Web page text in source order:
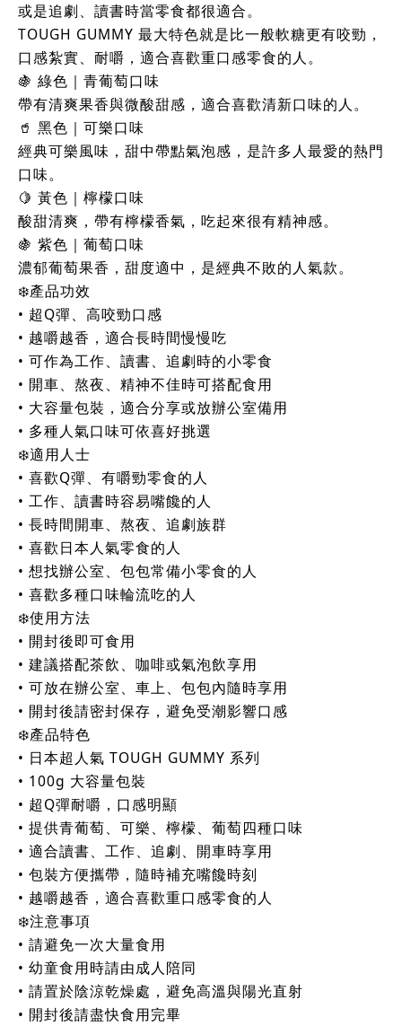
或是追劇、讀書時當零食都很適合。
TOUGH GUMMY 最大特色就是比一般軟糖更有咬勁，
口感紮實、耐嚼，適合喜歡重口感零食的人。
🍇 綠色｜青葡萄口味
帶有清爽果香與微酸甜感，適合喜歡清新口味的人。
🥤 黑色｜可樂口味
經典可樂風味，甜中帶點氣泡感，是許多人最愛的熱門
口味。
🍋 黃色｜檸檬口味
酸甜清爽，帶有檸檬香氣，吃起來很有精神感。
🍇 紫色｜葡萄口味
濃郁葡萄果香，甜度適中，是經典不敗的人氣款。
❄️產品功效
• 超Q彈、高咬勁口感
• 越嚼越香，適合長時間慢慢吃
• 可作為工作、讀書、追劇時的小零食
• 開車、熬夜、精神不佳時可搭配食用
• 大容量包裝，適合分享或放辦公室備用
• 多種人氣口味可依喜好挑選
❄️適用人士
• 喜歡Q彈、有嚼勁零食的人
• 工作、讀書時容易嘴饞的人
• 長時間開車、熬夜、追劇族群
• 喜歡日本人氣零食的人
• 想找辦公室、包包常備小零食的人
• 喜歡多種口味輪流吃的人
❄️使用方法
• 開封後即可食用
• 建議搭配茶飲、咖啡或氣泡飲享用
• 可放在辦公室、車上、包包內隨時享用
• 開封後請密封保存，避免受潮影響口感
❄️產品特色
• 日本超人氣 TOUGH GUMMY 系列
• 100g 大容量包裝
• 超Q彈耐嚼，口感明顯
• 提供青葡萄、可樂、檸檬、葡萄四種口味
• 適合讀書、工作、追劇、開車時享用
• 包裝方便攜帶，隨時補充嘴饞時刻
• 越嚼越香，適合喜歡重口感零食的人
❄️注意事項
• 請避免一次大量食用
• 幼童食用時請由成人陪同
• 請置於陰涼乾燥處，避免高溫與陽光直射
• 開封後請盡快食用完畢